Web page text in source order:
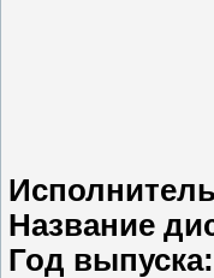
Название
Год выпуска: